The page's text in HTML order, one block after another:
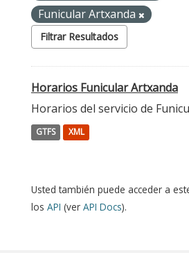
Funicular Artxanda
Filtrar Resultados
Horarios Funicular Artxanda
Horarios del servicio de
GTFS XML
Usted también puede acceder a
los API (ver API Docs).